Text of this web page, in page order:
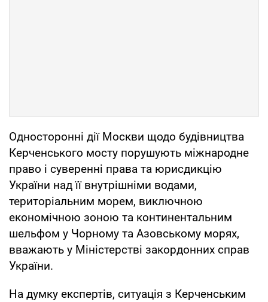
Односторонні дії Москви щодо будівництва
Керченського мосту порушують міжнародне
право і суверенні права та юрисдикцію
України над її внутрішніми водами,
територіальним морем, виключною
економічною зоною та континентальним
шельфом у Чорному та Азовському морях,
вважають у Міністерстві закордонних справ
України.
На думку експертів, ситуація з Керченським